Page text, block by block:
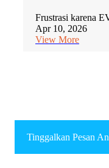
Frustrasi karena
Apr 10, 2026
View More
Tinggalkan Pesan